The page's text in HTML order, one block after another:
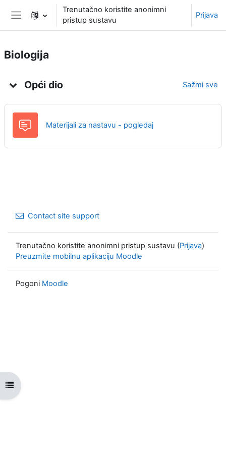
Preskoči na sadržaj
Bočni panel
Trenutačno koristite anonimni
pristup sustavu
Prijava
Prikaži navigaciju
Biologija
Opći dio Sažmi sve
Materijali za nastavu - pogledaj
Contact site support
Trenutačno koristite anonimni pristup sustavu (Prijava)
Preuzmite mobilnu aplikaciju Moodle
Pogoni Moodle